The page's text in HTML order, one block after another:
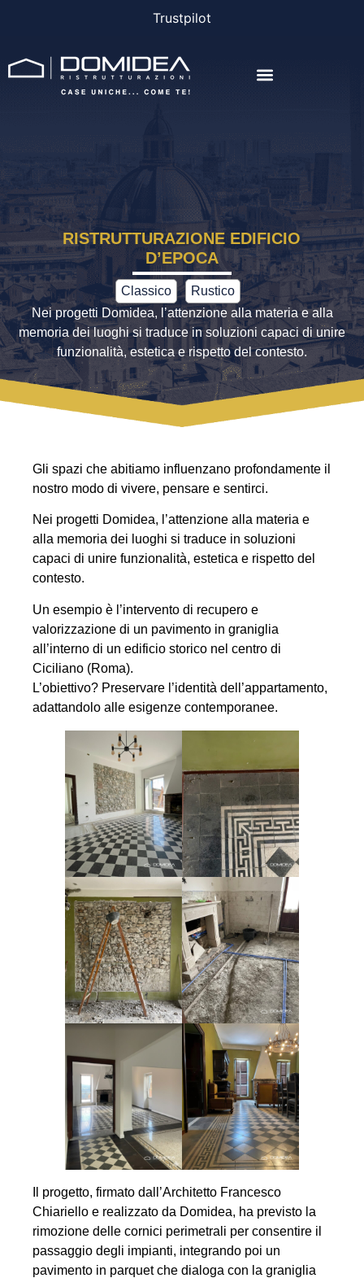
Trustpilot
RISTRUTTURAZIONE EDIFICIO
D’EPOCA
Classico
Rustico
Nei progetti Domidea, l’attenzione alla materia e alla
memoria dei luoghi si traduce in soluzioni capaci di unire
funzionalità, estetica e rispetto del contesto.
Gli spazi che abitiamo influenzano profondamente il
nostro modo di vivere, pensare e sentirci.
Nei progetti Domidea, l’attenzione alla materia e
alla memoria dei luoghi si traduce in soluzioni
capaci di unire funzionalità, estetica e rispetto del
contesto.
Un esempio è l’intervento di recupero e
valorizzazione di un pavimento in graniglia
all’interno di un edificio storico nel centro di
Ciciliano (Roma).
L’obiettivo? Preservare l’identità dell’appartamento,
adattandolo alle esigenze contemporanee.
Il progetto, firmato dall’Architetto Francesco
Chiariello e realizzato da Domidea, ha previsto la
rimozione delle cornici perimetrali per consentire il
passaggio degli impianti, integrando poi un
pavimento in parquet che dialoga con la graniglia